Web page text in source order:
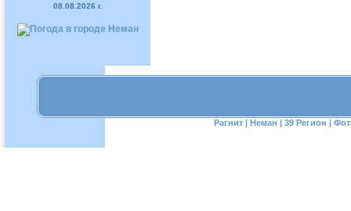
08.08.2026 г.
Рагнит | Неман | 39 Регион |